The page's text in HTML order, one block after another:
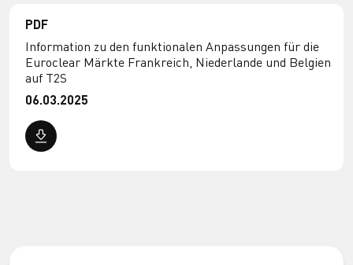
PDF
Information zu den funktionalen Anpassungen für die
Euroclear Märkte Frankreich, Niederlande und Belgien
auf T2S
06.03.2025